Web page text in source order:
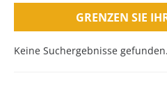
GRENZEN SIE
Keine Suchergebnisse gefunden.